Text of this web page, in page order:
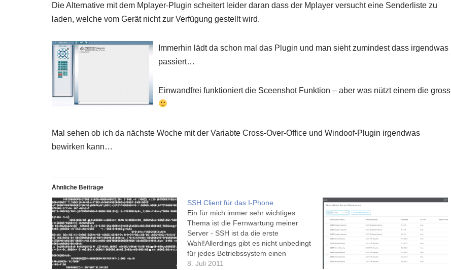
Die Alternative mit dem Mplayer-Plugin scheitert leider daran dass der Mplayer versucht eine Senderliste zu
laden, welche vom Gerät nicht zur Verfügung gestellt wird.
Immerhin lädt da schon mal das Plugin und man sieht zumindest dass irgendwas
passiert…
Einwandfrei funktioniert die Sceenshot Funktion – aber was nützt einem die gross
Mal sehen ob ich da nächste Woche mit der Variabte Cross-Over-Office und Windoof-Plugin irgendwas
bewirken kann…
Ähnliche Beiträge
SSH Client für das I-Phone
Ein für mich immer sehr wichtiges
Thema ist die Fernwartung meiner
Server - SSH ist da die erste
Wahl!Allerdings gibt es nicht unbedingt
für jedes Betriebssystem einen
passenden Client - beim iOS war die
8. Juli 2011